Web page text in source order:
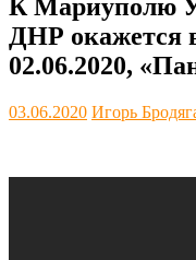
К Мариуполю
ДНР окажется
02.06.2020,
03.06.2020 Игорь